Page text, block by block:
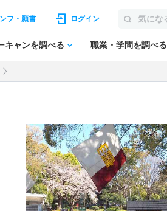
フ・願書 ログイン
キャンを調べる 職業・学問を調べる